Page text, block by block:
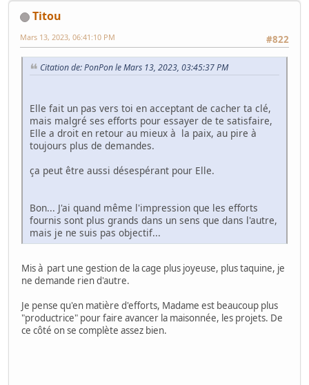
Titou
#822
Mars 13, 2023, 06:41:10 PM
Citation de: PonPon le Mars 13, 2023, 03:45:37 PM
Elle fait un pas vers toi en acceptant de cacher ta clé,
mais malgré ses efforts pour essayer de te satisfaire,
Elle a droit en retour au mieux à la paix, au pire à
toujours plus de demandes.
ça peut être aussi désespérant pour Elle.
Bon... J'ai quand même l'impression que les efforts
fournis sont plus grands dans un sens que dans l'autre,
mais je ne suis pas objectif...
Mis à part une gestion de la cage plus joyeuse, plus taquine, je
ne demande rien d'autre.
Je pense qu'en matière d'efforts, Madame est beaucoup plus
"productrice" pour faire avancer la maisonnée, les projets. De
ce côté on se complète assez bien.